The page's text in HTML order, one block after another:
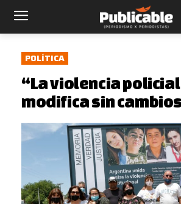
POLÍTICA
“La violencia policial
modifica sin